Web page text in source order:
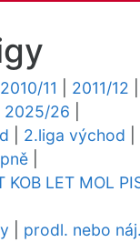
2010/11 2011/12
2025/26
2.liga východ
KOB LET MOL
prodl. nebo náj.